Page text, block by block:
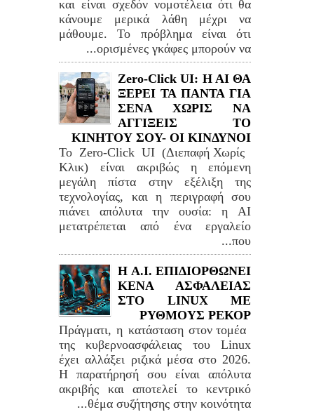
και είναι σχεδόν νομοτέλεια ότι θα
κάνουμε μερικά λάθη μέχρι να
μάθουμε. Το πρόβλημα είναι ότι
ορισμένες γκάφες μπορούν να...
Zero-Click UI: H AI ΘΑ
ΞΕΡΕΙ ΤΑ ΠΑΝΤΑ ΓΙΑ
ΣΕΝΑ ΧΩΡΙΣ ΝΑ
ΑΓΓΙΞΕΙΣ ΤΟ
ΚΙΝΗΤΟΥ ΣΟΥ- ΟΙ ΚΙΝΔΥΝΟΙ
Το Zero-Click UI (Διεπαφή Χωρίς
Κλικ) είναι ακριβώς η επόμενη
μεγάλη πίστα στην εξέλιξη της
τεχνολογίας, και η περιγραφή σου
πιάνει απόλυτα την ουσία: η AI
μετατρέπεται από ένα εργαλείο
που...
H A.I. ΕΠΙΔΙΟΡΘΩΝΕΙ
ΚΕΝΑ ΑΣΦΑΛΕΙΑΣ
ΣΤΟ LINUΧ ΜΕ
ΡΥΘΜΟΥΣ ΡΕΚΟΡ
Πράγματι, η κατάσταση στον τομέα
της κυβερνοασφάλειας του Linux
έχει αλλάξει ριζικά μέσα στο 2026.
Η παρατήρησή σου είναι απόλυτα
ακριβής και αποτελεί το κεντρικό
θέμα συζήτησης στην κοινότητα...